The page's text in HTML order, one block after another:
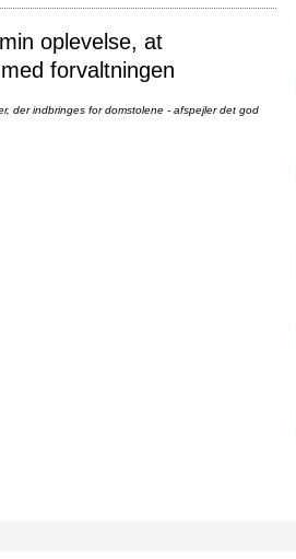
oplevelse, at
forvaltningen
der indbringes for domstolene - afspejler det god